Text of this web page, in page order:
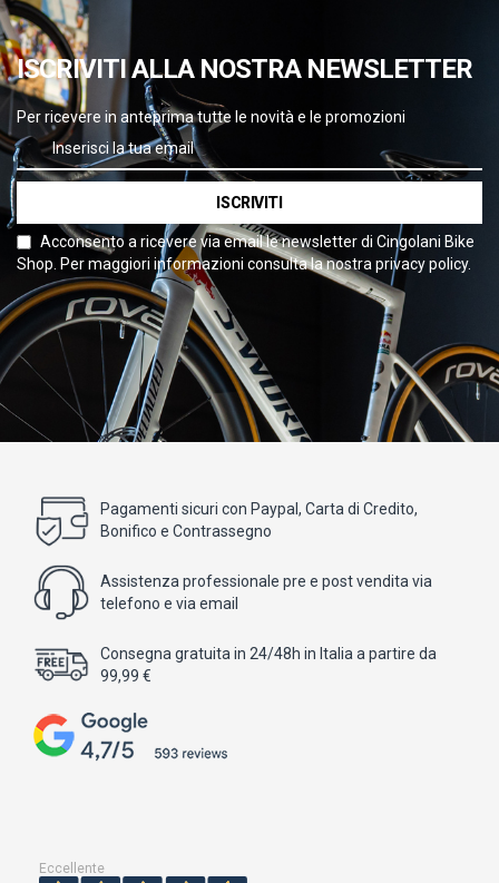
ISCRIVITI ALLA NOSTRA NEWSLETTER
Per ricevere in anteprima tutte le novità e le promozioni
ISCRIVITI
Acconsento a ricevere via email le newsletter di Cingolani Bike
Shop. Per maggiori informazioni consulta la nostra privacy policy.
Pagamenti sicuri con Paypal, Carta di Credito,
Bonifico e Contrassegno
Assistenza professionale pre e post vendita via
telefono e via email
Consegna gratuita in 24/48h in Italia a partire da
99,99 €
Eccellente